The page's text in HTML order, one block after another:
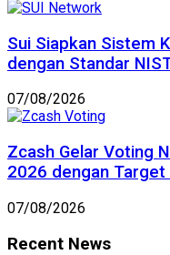
Sui Siapkan Sistem
dengan Standar
07/08/2026
Zcash Gelar Voting
2026 dengan
07/08/2026
Recent News